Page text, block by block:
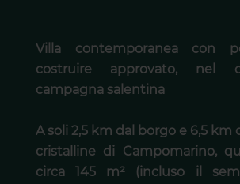
Villa contemporanea con
costruire approvato, nel
campagna salentina
A soli 2,5 km dal borgo e 6,5 km
cristalline di Campomarino,
circa 145 m² (incluso il